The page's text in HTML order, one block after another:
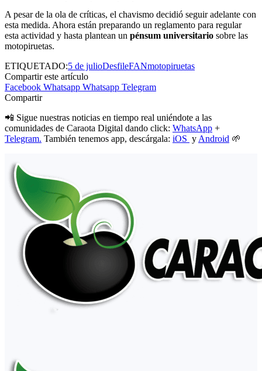
A pesar de la ola de críticas, el chavismo decidió seguir adelante con
esta medida. Ahora están preparando un reglamento para regular
esta actividad y hasta plantean un pénsum universitario sobre las
motopiruetas.
ETIQUETADO:5 de julioDesfileFANmotopiruetas
Compartir este artículo
Facebook Whatsapp Whatsapp Telegram
Compartir
📲 Sigue nuestras noticias en tiempo real uniéndote a las
comunidades de Caraota Digital dando click: WhatsApp +
Telegram. También tenemos app, descárgala: iOS y Android 🌱